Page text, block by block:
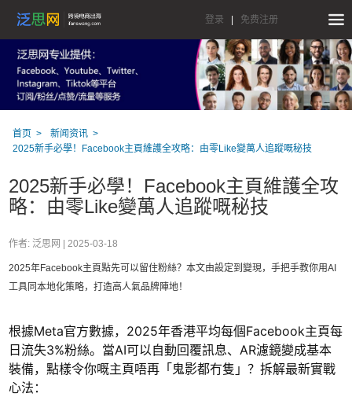
登录 免费注册
首页
新闻资讯
2025新手必學！Facebook主頁維護全攻略：由零Like變萬人追蹤嘅秘技
2025新手必學！Facebook主頁維護全攻
略：由零Like變萬人追蹤嘅秘技
作者: 泛思网 | 2025-03-18
2025年Facebook主頁點先可以留住粉絲？本文由設定到變現，手把手教你用AI
工具同本地化策略，打造高人氣品牌陣地！
根據Meta官方數據，2025年香港平均每個Facebook主頁每
日流失3%粉絲。當AI可以自動回覆訊息、AR濾鏡變成基本
裝備，點樣令你嘅主頁唔再「鬼影都冇隻」？拆解最新實戰
心法：